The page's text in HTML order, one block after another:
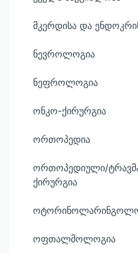
მკერდისა და
ნევროლოგია
ნეფროლოგია
ონკო-ქირურგია
ორთოპედია
ორთოპედიული/
ქირურგია
ოფთალმოლოგია